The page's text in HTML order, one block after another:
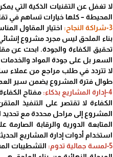
لا تغفل عن التقنيات الذكية التي
المحيطة – كلها خيارات تساهم في
3-شراكة النجاح:
اختيار المقاول
بناء الملحق ليس مجرد مشروع
تحقيق الكفاءة والجودة. ابحث عن
السعر بل على جودة المواد
لا تتردد في طلب مراجع من عملاء
طوال فترة المشروع يضمن سير
4-إدارة المشاريع بذكاء:
مفتاح
الكفاءة لا تقتصر على التنفيذ
المشروع إلى مراحل محددة مع
المتابعة الدورية والرقابة
استخدام أدوات إدارة المشاريع
5-لمسة جمالية تدوم:
التشطيبات